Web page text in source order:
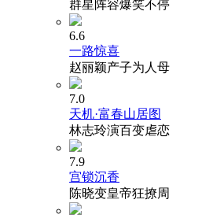
群星阵容爆笑不停
6.6
一路惊喜
赵丽颖产子为人母
7.0
天机·富春山居图
林志玲演百变虐恋
7.9
宫锁沉香
陈晓变皇帝狂撩周